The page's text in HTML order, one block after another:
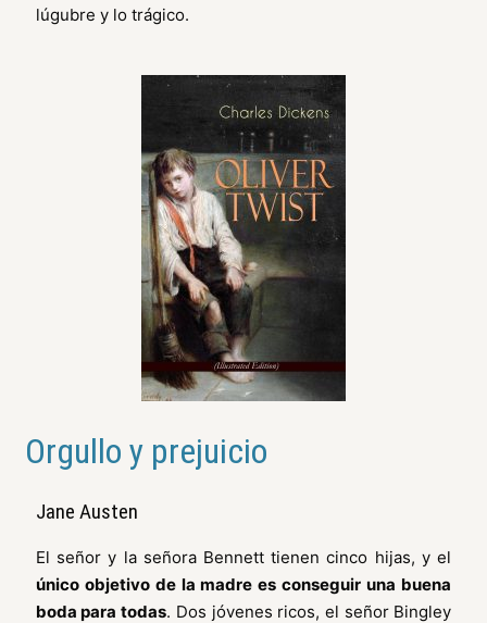
lúgubre y lo trágico.
Orgullo y prejuicio
Jane Austen
El señor y la señora Bennett tienen cinco hijas, y el
único objetivo de la madre es conseguir una buena
boda para todas. Dos jóvenes ricos, el señor Bingley